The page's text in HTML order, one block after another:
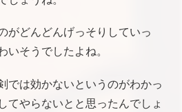
どんどんげっそりしていっ
いそうでしたよね。
は効かないというのがわかっ
てやらないとと思ったんでしょ